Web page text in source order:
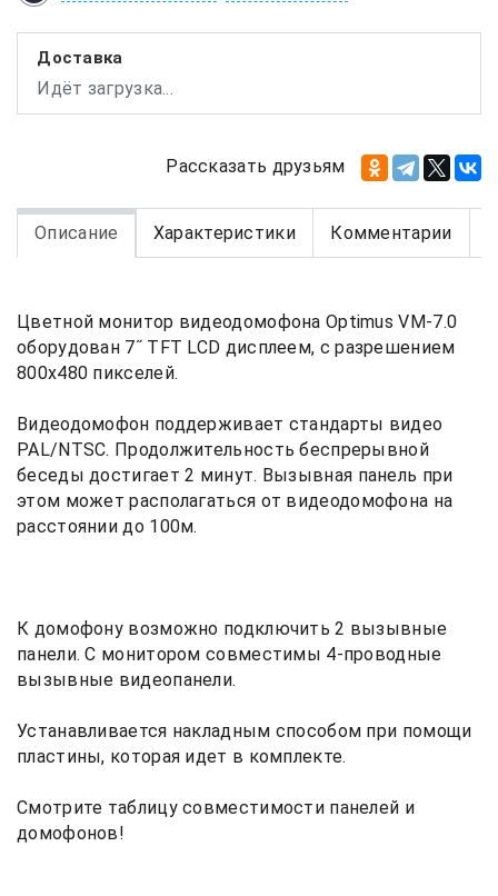
Доставка
Идёт загрузка...
Рассказать друзьям
Описание Характеристики Комментарии
Цветной монитор видеодомофона Optimus VM-7.0
оборудован 7˝ TFT LCD дисплеем, с разрешением
800х480 пикселей.
Видеодомофон поддерживает стандарты видео
PAL/NTSC. Продолжительность беспрерывной
беседы достигает 2 минут. Вызывная панель при
этом может располагаться от видеодомофона на
расстоянии до 100м.
К домофону возможно подключить 2 вызывные
панели. С монитором совместимы 4-проводные
вызывные видеопанели.
Устанавливается накладным способом при помощи
пластины, которая идет в комплекте.
Смотрите таблицу совместимости панелей и
домофонов!